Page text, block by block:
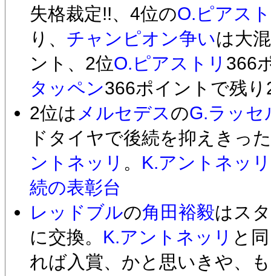
失格裁定!!、4位のO.ピアス
り、 チャンピオン争いは大
ント、2位O.ピアストリ 366
タッペン366ポイントで残り
2位は メルセデスのG.ラッセ
ドタイヤで後続を抑えきっ
ントネッリ 。 K.アントネッリ
続の表彰台
レッドブルの角田裕毅はス
に交換。 K.アントネッリ と
れば入賞、かと思いきや、